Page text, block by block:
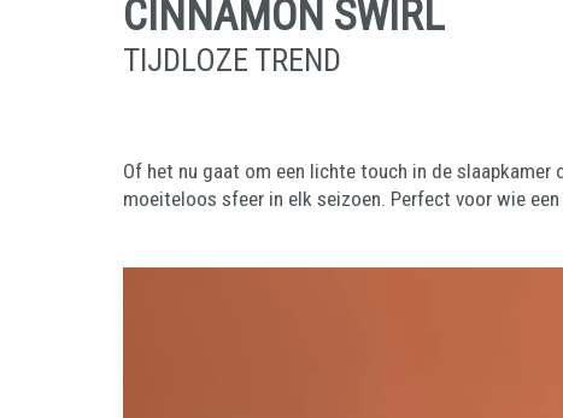
CINNAMON SWIRL
TIJDLOZE TREND
Of het nu gaat om een lichte touch in de
moeiteloos sfeer in elk seizoen. Perfect voor wie